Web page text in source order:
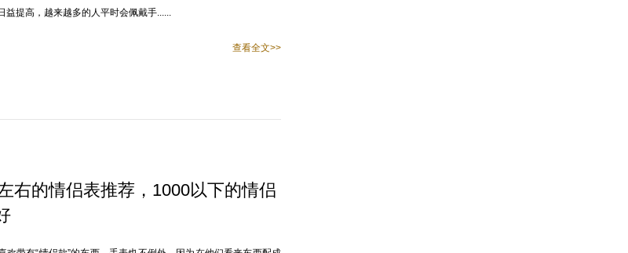
益提高，越来越多的人平时会佩戴手......
查看全文>>
右的情侣表推荐，1000以下的情侣